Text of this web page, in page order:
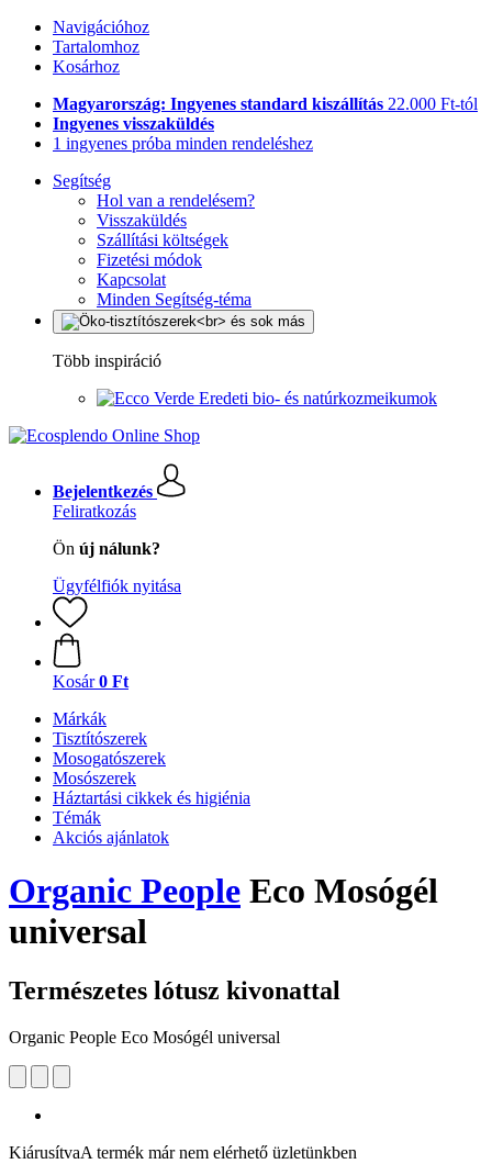
Navigációhoz
Tartalomhoz
Kosárhoz
Magyarország: Ingyenes standard kiszállítás 22.000 Ft-tól
Ingyenes visszaküldés
1 ingyenes próba minden rendeléshez
Segítség
Hol van a rendelésem?
Visszaküldés
Szállítási költségek
Fizetési módok
Kapcsolat
Minden Segítség-téma
Több inspiráció
Eredeti bio- és natúrkozmeikumok
Bejelentkezés
Feliratkozás
Ön új nálunk?
Ügyfélfiók nyitása
Kosár 0 Ft
Márkák
Tisztítószerek
Mosogatószerek
Mosószerek
Háztartási cikkek és higiénia
Témák
Akciós ajánlatok
Organic People Eco Mosógél
universal
Természetes lótusz kivonattal
Organic People Eco Mosógél universal
KiárusítvaA termék már nem elérhető üzletünkben